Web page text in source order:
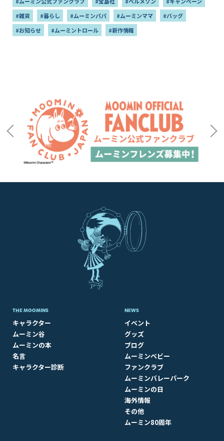
#雑貨
#暮らし #ムーミンパパ #ムーミンママ
#バッグ
#お知らせ
#ムーミントロール #新作情報
THE MOOMINS
キャラクター
ムーミン谷
ムーミンの本
名言
キャラクター診断
NEWS
イベント
グッズ
ブログ
ムーミンベビー
ファンクラブ
ムーミンバレーパーク
ムーミンの日
海外情報
その他
ムーミン80周年